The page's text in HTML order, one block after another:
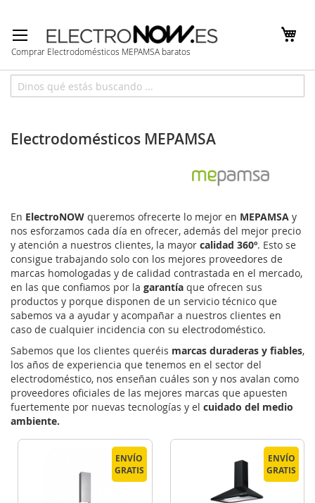
al
contenido
Comprar Electrodomésticos MEPAMSA baratos
Inicio Marcas MEPAMSA
Electrodomésticos MEPAMSA
En ElectroNOW queremos ofrecerte lo mejor en MEPAMSA y
nos esforzamos cada día en ofrecer, además del mejor precio
y atención a nuestros clientes, la mayor calidad 360º. Esto se
consigue trabajando solo con los mejores proveedores de
marcas homologadas y de calidad contrastada en el mercado,
en las que confiamos por la garantía que ofrecen sus
productos y porque disponen de un servicio técnico que
sabemos va a ayudar y acompañar a nuestros clientes en
caso de cualquier incidencia con su electrodoméstico.
Sabemos que los clientes queréis marcas duraderas y fiables,
los años de experiencia que tenemos en el sector del
electrodoméstico, nos enseñan cuáles son y nos avalan como
proveedores oficiales de las mejores marcas que apuesten
fuertemente por nuevas tecnologías y el cuidado del medio
ambiente.
ENVÍO
GRATIS
ENVÍO
GRATIS